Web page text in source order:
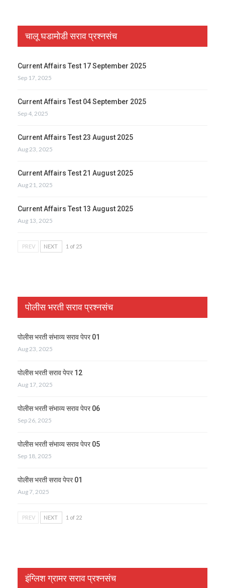
चालू घडामोडी सराव प्रश्नसंच
Current Affairs Test 17 September 2025
Sep 17, 2025
Current Affairs Test 04 September 2025
Sep 4, 2025
Current Affairs Test 23 August 2025
Aug 23, 2025
Current Affairs Test 21 August 2025
Aug 21, 2025
Current Affairs Test 13 August 2025
Aug 13, 2025
PREV NEXT 1 of 25
पोलीस भरती सराव प्रश्नसंच
पोलीस भरती संभाव्य सराव पेपर 01
Aug 23, 2025
पोलीस भरती सराव पेपर 12
Aug 17, 2025
पोलीस भरती संभाव्य सराव पेपर 06
Sep 26, 2025
पोलीस भरती संभाव्य सराव पेपर 05
Sep 18, 2025
पोलीस भरती सराव पेपर 01
Aug 7, 2025
PREV NEXT 1 of 22
इंग्लिश ग्रामर सराव प्रश्नसंच